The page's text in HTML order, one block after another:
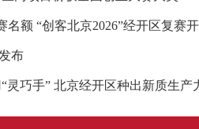
额 “创客北京2026”经开区复赛
布
灵巧手” 北京经开区种出新质生产